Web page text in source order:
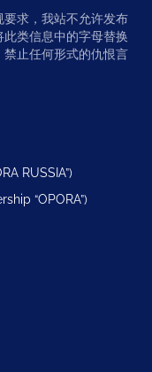
求，我站不允许发布
类信息中的字母替换
止任何形式的仇恨言
RUSSIA”)
“OPORA”)